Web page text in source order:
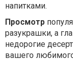
напитками.
Просмотр
разукрашки, а
недорогие
вашего